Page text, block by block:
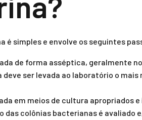
é simples e envolve os seguintes
de forma asséptica, geralmente
deve ser levada ao laboratório o
em meios de cultura apropriados
das colônias bacterianas é avaliado